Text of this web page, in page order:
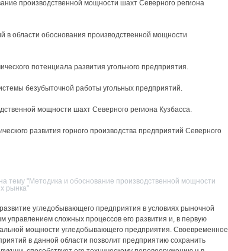
производственной мощности шахт Северного региона
в области обоснования производственной мощности
потенциала развития угольного предприятия.
безубыточной работы угольных предприятий.
мощности шахт Северного региона Кузбасса.
развития горного производства предприятий Северного
тему "Методика и обоснование производственной мощности
рынка"
угледобывающего предприятия в условиях рыночной
управлением сложных процессов его развития и, в первую
мощности угледобывающего предприятия. Своевременное
в данной области позволит предприятию сохранить